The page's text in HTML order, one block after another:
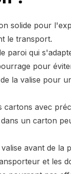
solide pour
le transport.
paroi qui
pour
la valise pour
cartons avec
un carton
avant de la
et les